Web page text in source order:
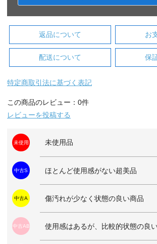
返品について お
配送について 保
特定商取引法に基づく表記
この商品のレビュー：0件
レビューを投稿する
未使用 未使用品
中古S ほとんど使用感がない超美品
中古A 傷汚れが少なく状態の良い商品
中古AB 使用感はあるが、比較的状態の良